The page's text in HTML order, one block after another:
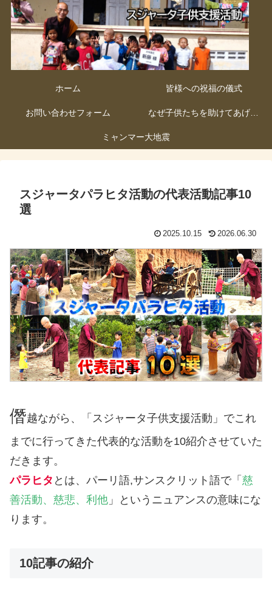
ホーム 皆様への祝福の儀式
お問い合わせフォーム なぜ子供たちを助けてあげないといけないのか
ミャンマー大地震
スジャータパラヒタ活動の代表活動記事10
選
2025.10.15 2026.06.30
僭越ながら、「スジャータ子供支援活動」でこれ
までに行ってきた代表的な活動を10紹介させていた
だきます。
パラヒタ とは、パーリ語,サンスクリット語で「 慈
善活動、慈悲、利他 」というニュアンスの意味にな
ります。
10記事の紹介